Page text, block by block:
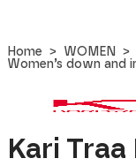
Home WOMEN
Women’s down and
Kari